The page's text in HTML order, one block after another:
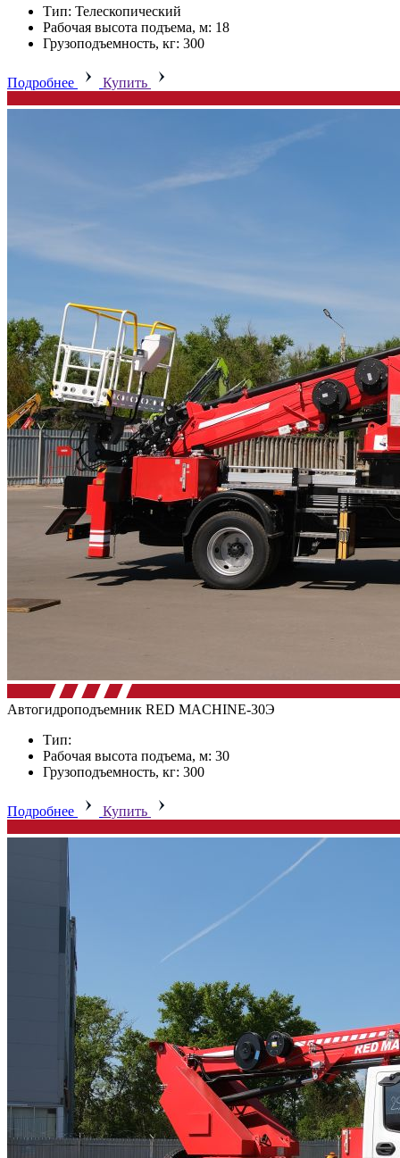
Тип: Телескопический
Рабочая высота подъема, м: 18
Грузоподъемность, кг: 300
Подробнее Купить
Автогидроподъемник RED MACHINE-30Э
Тип:
Рабочая высота подъема, м: 30
Грузоподъемность, кг: 300
Подробнее Купить